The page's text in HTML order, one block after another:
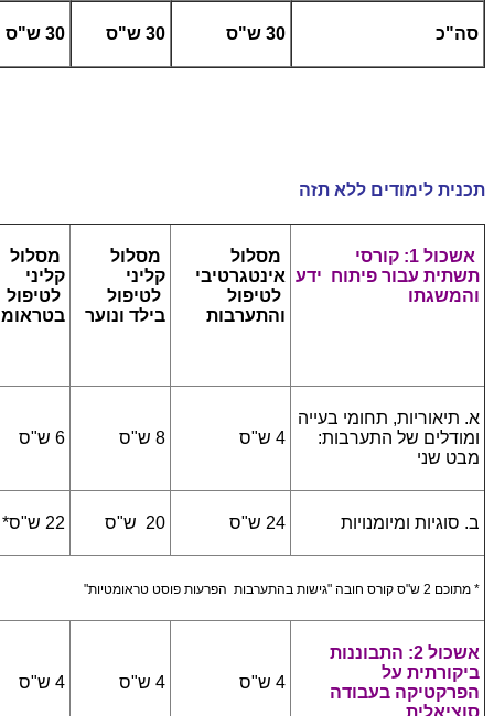
סה"כ 30 ש"ס 30 ש"ס 30 ש"ס
תכנית לימודים ללא תזה
אשכול 1: קורסי
תשתית עבור פיתוח ידע
והמשגתו
מסלול
אינטגרטיבי
לטיפול
והתערבות
מסלול
קליני
לטיפול
בילד ונוער
מסלול
קליני
לטיפול
א. תיאוריות, תחומי בעייה
ומודלים של התערבות:
מבט שני
4 ש"ס 8 ש"ס 6 ש"ס
ב. סוגיות ומיומנויות 24 ש"ס 20 ש"ס 22 ש"ס*
* מתוכם 2 ש"ס קורס חובה "גישות בהתערבות הפרעות פוסט טראומטיות"
אשכול 2: התבוננות
ביקורתית על
הפרקטיקה בעבודה
סוציאלית
4 ש"ס 4 ש"ס 4 ש"ס